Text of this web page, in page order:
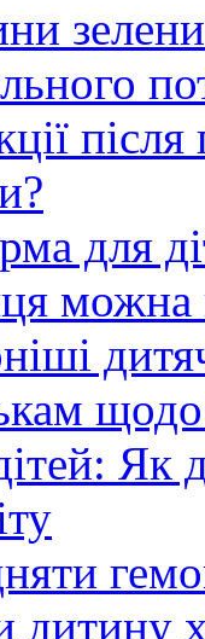
для
можна
Як
дитину